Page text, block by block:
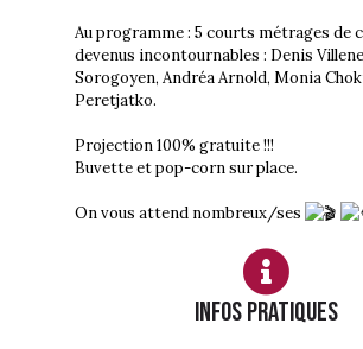
Au programme : 5 courts métrages de
devenus incontournables : Denis
Sorogoyen, Andréa Arnold, Monia
Peretjatko.
Projection 100% gratuite !!!
Buvette et pop-corn sur place.
On vous attend nombreux/ses
Infos PRATIQUES